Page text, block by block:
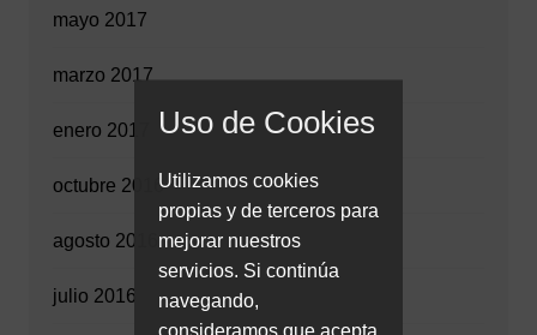
mayo 2017
marzo 2017
enero 2017
octubre 2016
agosto 2016
julio 2016
Uso de Cookies
Utilizamos cookies
propias y de terceros para
mejorar nuestros
servicios. Si continúa
navegando,
consideramos que acepta